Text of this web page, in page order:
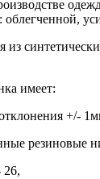
облегченной,
из
имеет:
+/-
резиновые
26,